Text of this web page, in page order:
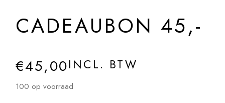
CADEAUBON 45,-
€45,00INCL. BTW
100 op voorraad